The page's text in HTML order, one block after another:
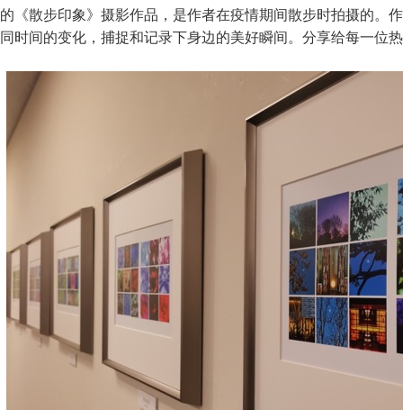
的《散步印象》摄影作品，是作者在疫情期间散步时拍摄的。
同时间的变化，捕捉和记录下身边的美好瞬间。分享给每一位